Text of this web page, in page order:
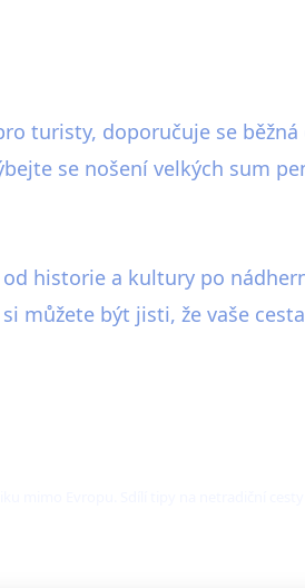
turisty, doporučuje se
se nošení velkých sum
historie a kultury po
být jisti, že vaše